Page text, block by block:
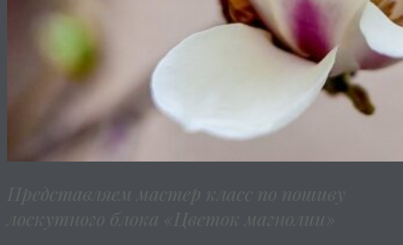
Представляем мастер класс по пошиву
лоскутного блока «Цветок магнолии»